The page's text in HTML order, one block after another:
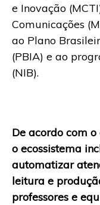
e Inovação
Comunicações
ao Plano
(PBIA) e ao
(NIB).
De acordo com
o ecossistema
automatizar
leitura e
professores e